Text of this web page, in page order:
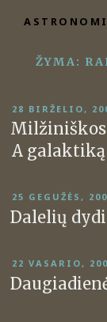
prie
ŽYMA:
PASKELBTA
28 BIRŽELIO,
Milžiniškos
A galaktiką
PASKELBTA
25 GEGUŽĖS,
Dalelių
PASKELBTA
22 VASARIO,